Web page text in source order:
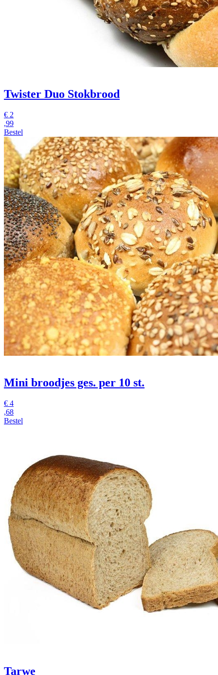
Twister Duo Stokbrood
€ 2
,99
Bestel
Mini broodjes ges. per 10 st.
€ 4
,68
Bestel
Tarwe